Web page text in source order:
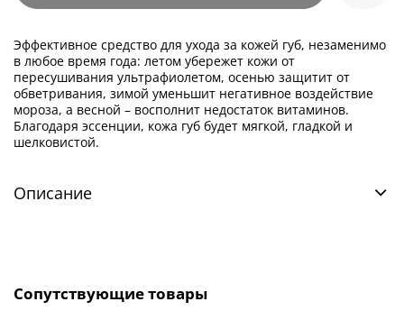
Эффективное средство для ухода за кожей губ, незаменимо
в любое время года: летом убережет кожи от
пересушивания ультрафиолетом, осенью защитит от
обветривания, зимой уменьшит негативное воздействие
мороза, а весной – восполнит недостаток витаминов.
Благодаря эссенции, кожа губ будет мягкой, гладкой и
шелковистой.
Описание
Сопутствующие товары